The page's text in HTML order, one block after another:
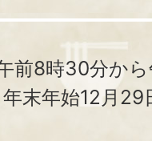
前8時30分か
末年始12月